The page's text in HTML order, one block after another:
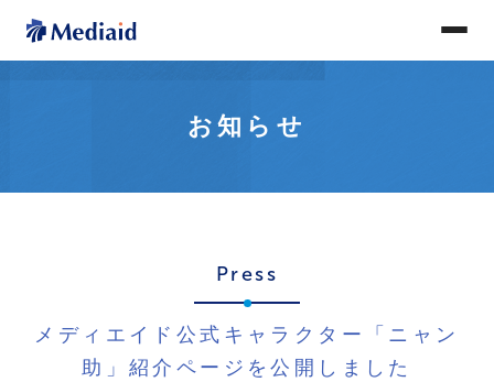
お知らせ
Press
メディエイド公式キャラクター「ニャン
助」紹介ページを公開しました